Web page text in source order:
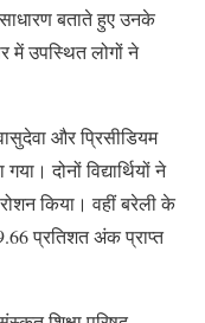
बताते हुए उनके
में उपस्थित लोगों ने
और प्रिसीडियम
दोनों विद्यार्थियों ने
किया। वहीं बरेली के
प्रतिशत अंक प्राप्त